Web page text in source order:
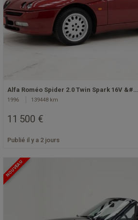
Alfa Roméo Spider 2.0 Twin Spark 16V &#…
1996 139448 km
11 500 €
Publié il y a 2 jours
NOUVEAU